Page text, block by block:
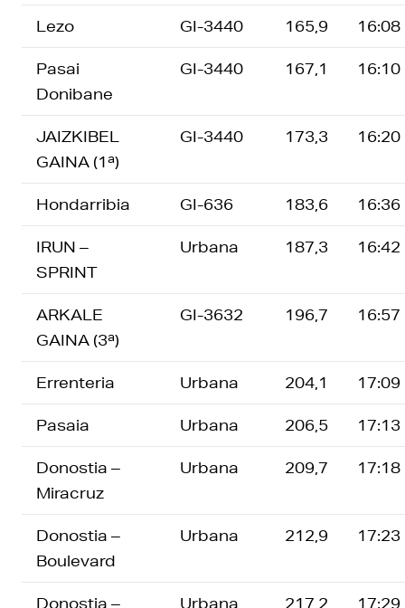
Lezo GI-3440 165,9 16:08
Pasai
Donibane
GI-3440 167,1 16:10
JAIZKIBEL
GAINA (1ª)
GI-3440 173,3 16:20
Hondarribia GI-636 183,6 16:36
IRUN –
SPRINT
Urbana 187,3 16:42
ARKALE
GAINA (3ª)
GI-3632 196,7 16:57
Errenteria Urbana 204,1 17:09
Pasaia Urbana 206,5 17:13
Donostia –
Miracruz
Urbana 209,7 17:18
Donostia –
Boulevard
Urbana 212,9 17:23
Donostia – Urbana 217,2 17:29